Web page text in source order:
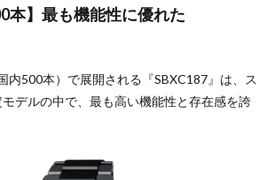
本】最も機能性に優れた
内500本）で展開される『SBXC187』は、ス
デルの中で、最も高い機能性と存在感を誇